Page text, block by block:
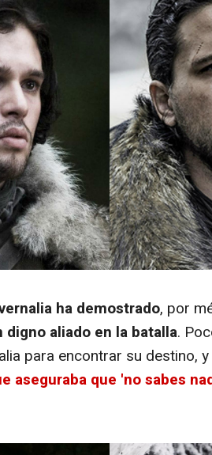
ha demostrado, por
digno aliado en la batalla.
para encontrar su destino, y
aseguraba que 'no sabes